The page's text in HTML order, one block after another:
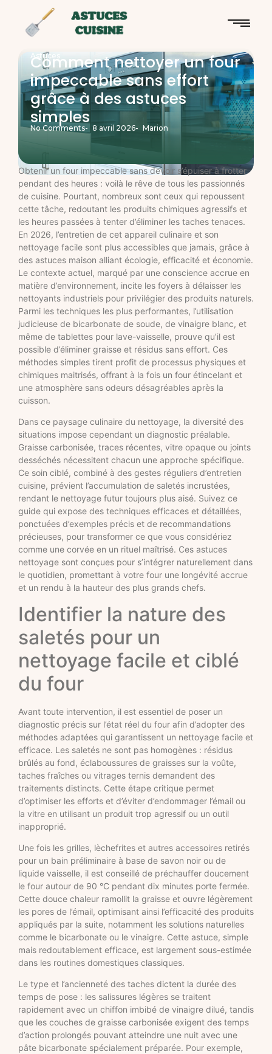
Astuces
Comment nettoyer un four
impeccable sans effort
grâce à des astuces
simples
No Comments- 8 avril 2026- Marion
Obtenir un four impeccable sans devoir s’épuiser à frotter
pendant des heures : voilà le rêve de tous les passionnés
de cuisine. Pourtant, nombreux sont ceux qui repoussent
cette tâche, redoutant les produits chimiques agressifs et
les heures passées à tenter d’éliminer les taches tenaces.
En 2026, l’entretien de cet appareil culinaire et son
nettoyage facile sont plus accessibles que jamais, grâce à
des astuces maison alliant écologie, efficacité et économie.
Le contexte actuel, marqué par une conscience accrue en
matière d’environnement, incite les foyers à délaisser les
nettoyants industriels pour privilégier des produits naturels.
Parmi les techniques les plus performantes, l’utilisation
judicieuse de bicarbonate de soude, de vinaigre blanc, et
même de tablettes pour lave-vaisselle, prouve qu’il est
possible d’éliminer graisse et résidus sans effort. Ces
méthodes simples tirent profit de processus physiques et
chimiques maitrisés, offrant à la fois un four étincelant et
une atmosphère sans odeurs désagréables après la
cuisson.
Dans ce paysage culinaire du nettoyage, la diversité des
situations impose cependant un diagnostic préalable.
Graisse carbonisée, traces récentes, vitre opaque ou joints
desséchés nécessitent chacun une approche spécifique.
Ce soin ciblé, combiné à des gestes réguliers d’entretien
cuisine, prévient l’accumulation de saletés incrustées,
rendant le nettoyage futur toujours plus aisé. Suivez ce
guide qui expose des techniques efficaces et détaillées,
ponctuées d’exemples précis et de recommandations
précieuses, pour transformer ce que vous considériez
comme une corvée en un rituel maîtrisé. Ces astuces
nettoyage sont conçues pour s’intégrer naturellement dans
le quotidien, promettant à votre four une longévité accrue
et un rendu à la hauteur des plus grands chefs.
Identifier la nature des
saletés pour un
nettoyage facile et ciblé
du four
Avant toute intervention, il est essentiel de poser un
diagnostic précis sur l’état réel du four afin d’adopter des
méthodes adaptées qui garantissent un nettoyage facile et
efficace. Les saletés ne sont pas homogènes : résidus
brûlés au fond, éclaboussures de graisses sur la voûte,
taches fraîches ou vitrages ternis demandent des
traitements distincts. Cette étape critique permet
d’optimiser les efforts et d’éviter d’endommager l’émail ou
la vitre en utilisant un produit trop agressif ou un outil
inapproprié.
Une fois les grilles, lèchefrites et autres accessoires retirés
pour un bain préliminaire à base de savon noir ou de
liquide vaisselle, il est conseillé de préchauffer doucement
le four autour de 90 °C pendant dix minutes porte fermée.
Cette douce chaleur ramollit la graisse et ouvre légèrement
les pores de l’émail, optimisant ainsi l’efficacité des produits
appliqués par la suite, notamment les solutions naturelles
comme le bicarbonate ou le vinaigre. Cette astuce, simple
mais redoutablement efficace, est largement sous-estimée
dans les routines domestiques classiques.
Le type et l’ancienneté des taches dictent la durée des
temps de pose : les salissures légères se traitent
rapidement avec un chiffon imbibé de vinaigre dilué, tandis
que les couches de graisse carbonisée exigent des temps
d’action prolongés pouvant atteindre une nuit avec une
pâte bicarbonate spécialement préparée. Pour exemple,